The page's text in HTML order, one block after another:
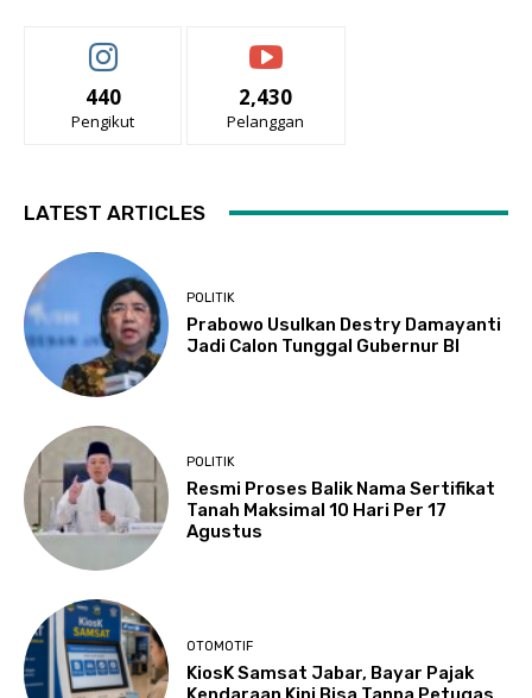
440
Pengikut
2,430
Pelanggan
LATEST ARTICLES
POLITIK
Prabowo Usulkan Destry Damayanti
Jadi Calon Tunggal Gubernur BI
POLITIK
Resmi Proses Balik Nama Sertifikat
Tanah Maksimal 10 Hari Per 17
Agustus
OTOMOTIF
KiosK Samsat Jabar, Bayar Pajak